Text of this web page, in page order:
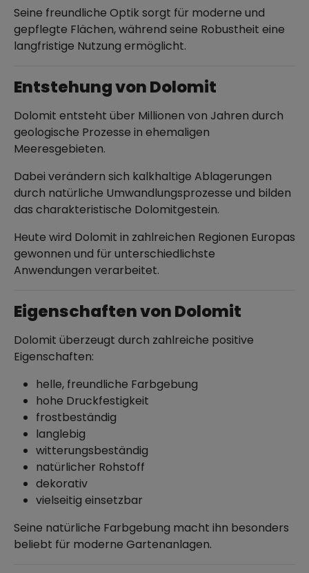
Seine freundliche Optik sorgt für moderne und
gepflegte Flächen, während seine Robustheit eine
langfristige Nutzung ermöglicht.
Entstehung von Dolomit
Dolomit entsteht über Millionen von Jahren durch
geologische Prozesse in ehemaligen
Meeresgebieten.
Dabei verändern sich kalkhaltige Ablagerungen
durch natürliche Umwandlungsprozesse und bilden
das charakteristische Dolomitgestein.
Heute wird Dolomit in zahlreichen Regionen Europas
gewonnen und für unterschiedlichste
Anwendungen verarbeitet.
Eigenschaften von Dolomit
Dolomit überzeugt durch zahlreiche positive
Eigenschaften:
helle, freundliche Farbgebung
hohe Druckfestigkeit
frostbeständig
langlebig
witterungsbeständig
natürlicher Rohstoff
dekorativ
vielseitig einsetzbar
Seine natürliche Farbgebung macht ihn besonders
beliebt für moderne Gartenanlagen.